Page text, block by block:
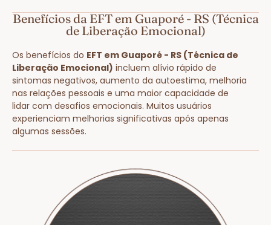
Benefícios da EFT em Guaporé - RS (Técnica
de Liberação Emocional)
Os benefícios do EFT em Guaporé - RS (Técnica de
Liberação Emocional) incluem alívio rápido de
sintomas negativos, aumento da autoestima, melhoria
nas relações pessoais e uma maior capacidade de
lidar com desafios emocionais. Muitos usuários
experienciam melhorias significativas após apenas
algumas sessões.